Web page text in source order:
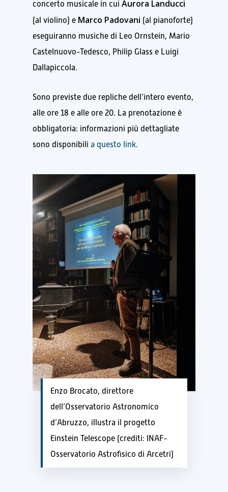
concerto musicale in cui Aurora Landucci
(al violino) e Marco Padovani (al pianoforte)
eseguiranno musiche di Leo Ornstein, Mario
Castelnuovo-Tedesco, Philip Glass e Luigi
Dallapiccola.
Sono previste due repliche dell’intero evento,
alle ore 18 e alle ore 20. La prenotazione è
obbligatoria: informazioni più dettagliate
sono disponibili a questo link.
Enzo Brocato, direttore
dell’Osservatorio Astronomico
d’Abruzzo, illustra il progetto
Einstein Telescope (crediti: INAF-
Osservatorio Astrofisico di Arcetri)